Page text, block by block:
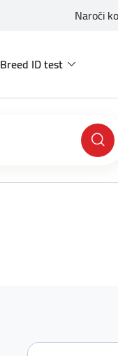
Naroči
Breed ID test